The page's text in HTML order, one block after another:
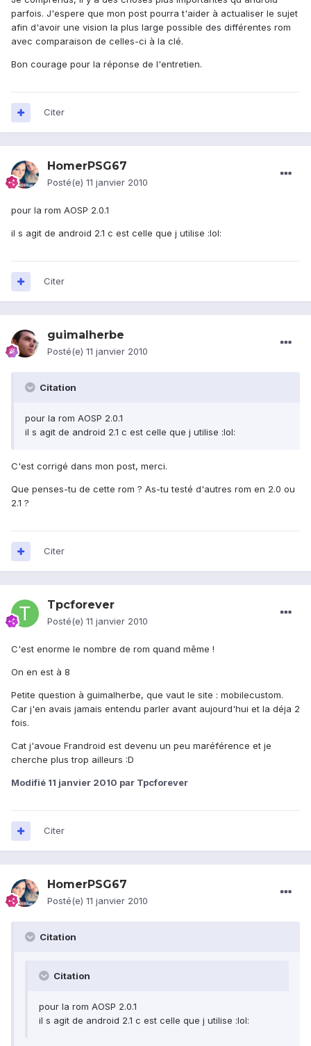
parfois. J'espere que mon post pourra t'aider à actualiser le sujet
afin d'avoir une vision la plus large possible des différentes rom
avec comparaison de celles-ci à la clé.
Bon courage pour la réponse de l'entretien.
Citer
HomerPSG67
Posté(e) 11 janvier 2010
pour la rom AOSP 2.0.1
il s agit de android 2.1 c est celle que j utilise :lol:
Citer
guimalherbe
Posté(e) 11 janvier 2010
Citation
pour la rom AOSP 2.0.1
il s agit de android 2.1 c est celle que j utilise :lol:
C'est corrigé dans mon post, merci.
Que penses-tu de cette rom ? As-tu testé d'autres rom en 2.0 ou
2.1 ?
Citer
Tpcforever
Posté(e) 11 janvier 2010
C'est enorme le nombre de rom quand même !
On en est à 8
Petite question à guimalherbe, que vaut le site : mobilecustom.
Car j'en avais jamais entendu parler avant aujourd'hui et la déja 2
fois.
Cat j'avoue Frandroid est devenu un peu maréférence et je
cherche plus trop ailleurs :D
Modifié 11 janvier 2010 par Tpcforever
Citer
HomerPSG67
Posté(e) 11 janvier 2010
Citation
Citation
pour la rom AOSP 2.0.1
il s agit de android 2.1 c est celle que j utilise :lol: